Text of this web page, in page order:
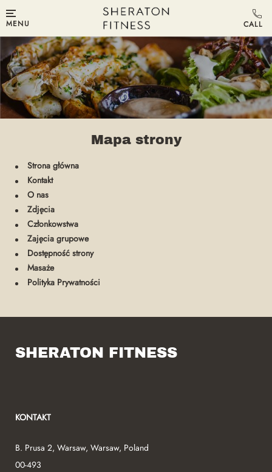
MENU
Mapa strony
Strona główna
Kontakt
O nas
Zdjęcia
Członkowstwa
Zajęcia grupowe
Dostępność strony
Masaże
Polityka Prywatności
SHERATON FITNESS
KONTAKT
B. Prusa 2, Warsaw, Warsaw, Poland
00-493